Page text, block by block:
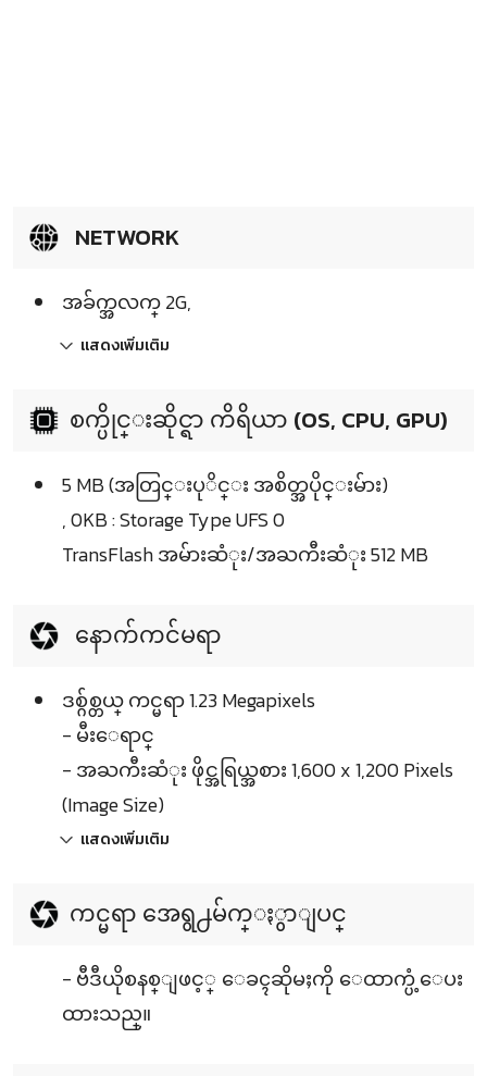
NETWORK
အခ်က္အလက္ 2G,
แสดงเพิ่มเติม
စက္ပိုင္းဆိုင္ရာ ကိရိယာ (OS, CPU, GPU)
5 MB (အတြင္းပုိင္း အစိတ္အပိုင္းမ်ား)
, 0KB : Storage Type UFS 0
TransFlash အမ်ားဆံုး/အႀကီးဆံုး 512 MB
နောက်ကင်မရာ
ဒစ္ဂ်စ္တယ္ ကင္မရာ 1.23 Megapixels
- မီးေရာင္
- အႀကီးဆံုး ဖိုင္အရြယ္အစား 1,600 x 1,200 Pixels
(Image Size)
แสดงเพิ่มเติม
ကင္မရာ အေရွ႕မ်က္ႏွာျပင္
- ဗီဒီယိုစနစ္ျဖင့္ ေခၚဆိုမႈကို ေထာက္ပံ့ေပး
ထားသည္။